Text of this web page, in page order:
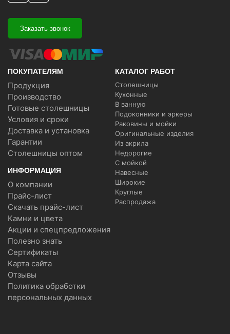
Заказать звонок
ПОКУПАТЕЛЯМ
Продукция
Производство
Готовые столешницы
Условия и сроки
Доставка и установка
Гарантии
Столешницы оптом
ИНФОРМАЦИЯ
О компании
Прайс-лист
Скачать прайс-лист
Камни и цвета
Акции и спецпредложения
Полезно знать
Сертификаты
Карта сайта
Отзывы
Политика обработки
персональных данных
КАТАЛОГ РАБОТ
Столешницы
Кухонные
В ванную
Подоконники и эркеры
Раковины и мойки
Оригинальные изделия
Из акрила
Недорогие
С мойкой
Навесные
Широкие
Круглые
Распродажа